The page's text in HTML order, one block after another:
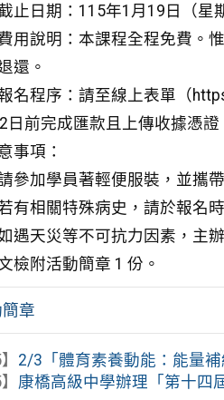
截止日期：115年1月19日（星
費用說明：本課程全程免費。
還。
報名程序：請至線上表單（
日前完成匯款且上傳收據憑證
事項：
請參加學員著輕便服裝，並攜
若有相關特殊病史，請於報名
如遇天災等不可抗力因素，主
檢附活動簡章 1 份。
章
2/3「體育素養動能：能量
康橋高級中學辦理「第十四